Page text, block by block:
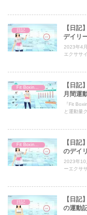
日記
【日記
デイリ
2023年4
エクササ
【日記
月間運
『Fit
と運動量
【日記
のデイ
2023年10
ーエクサ
日記
【日記
の運動